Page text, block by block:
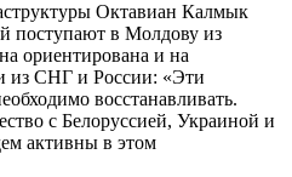
Октавиан Калмык
поступают в Молдову из
ориентирована и на
из СНГ и России: «Эти
восстанавливать.
с Белоруссией, Украиной и
активны в этом